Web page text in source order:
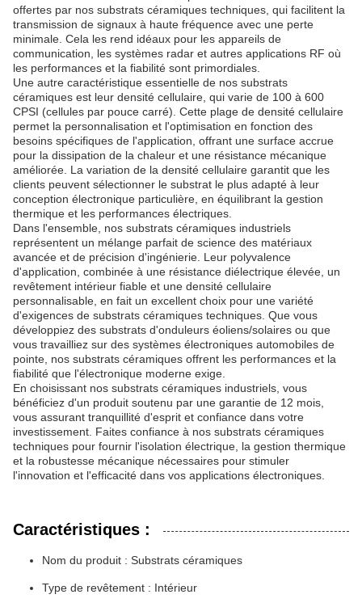
offertes par nos substrats céramiques techniques, qui facilitent la
transmission de signaux à haute fréquence avec une perte
minimale. Cela les rend idéaux pour les appareils de
communication, les systèmes radar et autres applications RF où
les performances et la fiabilité sont primordiales.
Une autre caractéristique essentielle de nos substrats
céramiques est leur densité cellulaire, qui varie de 100 à 600
CPSI (cellules par pouce carré). Cette plage de densité cellulaire
permet la personnalisation et l'optimisation en fonction des
besoins spécifiques de l'application, offrant une surface accrue
pour la dissipation de la chaleur et une résistance mécanique
améliorée. La variation de la densité cellulaire garantit que les
clients peuvent sélectionner le substrat le plus adapté à leur
conception électronique particulière, en équilibrant la gestion
thermique et les performances électriques.
Dans l'ensemble, nos substrats céramiques industriels
représentent un mélange parfait de science des matériaux
avancée et de précision d'ingénierie. Leur polyvalence
d'application, combinée à une résistance diélectrique élevée, un
revêtement intérieur fiable et une densité cellulaire
personnalisable, en fait un excellent choix pour une variété
d'exigences de substrats céramiques techniques. Que vous
développiez des substrats d'onduleurs éoliens/solaires ou que
vous travailliez sur des systèmes électroniques automobiles de
pointe, nos substrats céramiques offrent les performances et la
fiabilité que l'électronique moderne exige.
En choisissant nos substrats céramiques industriels, vous
bénéficiez d'un produit soutenu par une garantie de 12 mois,
vous assurant tranquillité d'esprit et confiance dans votre
investissement. Faites confiance à nos substrats céramiques
techniques pour fournir l'isolation électrique, la gestion thermique
et la robustesse mécanique nécessaires pour stimuler
l'innovation et l'efficacité dans vos applications électroniques.
Caractéristiques :
Nom du produit : Substrats céramiques
Type de revêtement : Intérieur